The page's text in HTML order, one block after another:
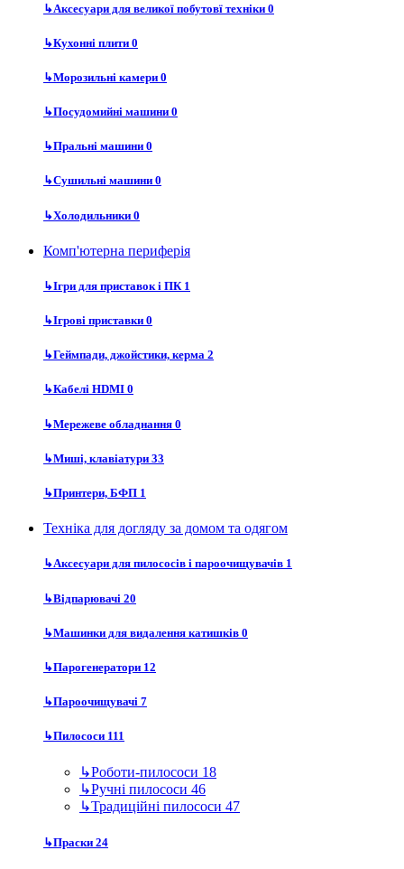
↳Аксесуари для великої побутовї техніки 0
↳Кухонні плити 0
↳Морозильні камери 0
↳Посудомийні машини 0
↳Пральні машини 0
↳Сушильні машини 0
↳Холодильники 0
Комп'ютерна периферія
↳Ігри для приставок і ПК 1
↳Ігрові приставки 0
↳Геймпади, джойстики, керма 2
↳Кабелі HDMI 0
↳Мережеве обладнання 0
↳Миші, клавіатури 33
↳Принтери, БФП 1
Техніка для догляду за домом та одягом
↳Аксесуари для пилососів і пароочищувачів 1
↳Відпарювачі 20
↳Машинки для видалення катишків 0
↳Парогенератори 12
↳Пароочищувачі 7
↳Пилососи 111
↳Роботи-пилососи 18
↳Ручні пилососи 46
↳Традиційні пилососи 47
↳Праски 24